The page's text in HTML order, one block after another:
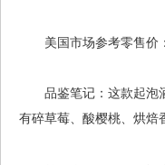
美国市场参考零售价
品鉴笔记：这款起泡酒
有碎草莓、酸樱桃、烘焙